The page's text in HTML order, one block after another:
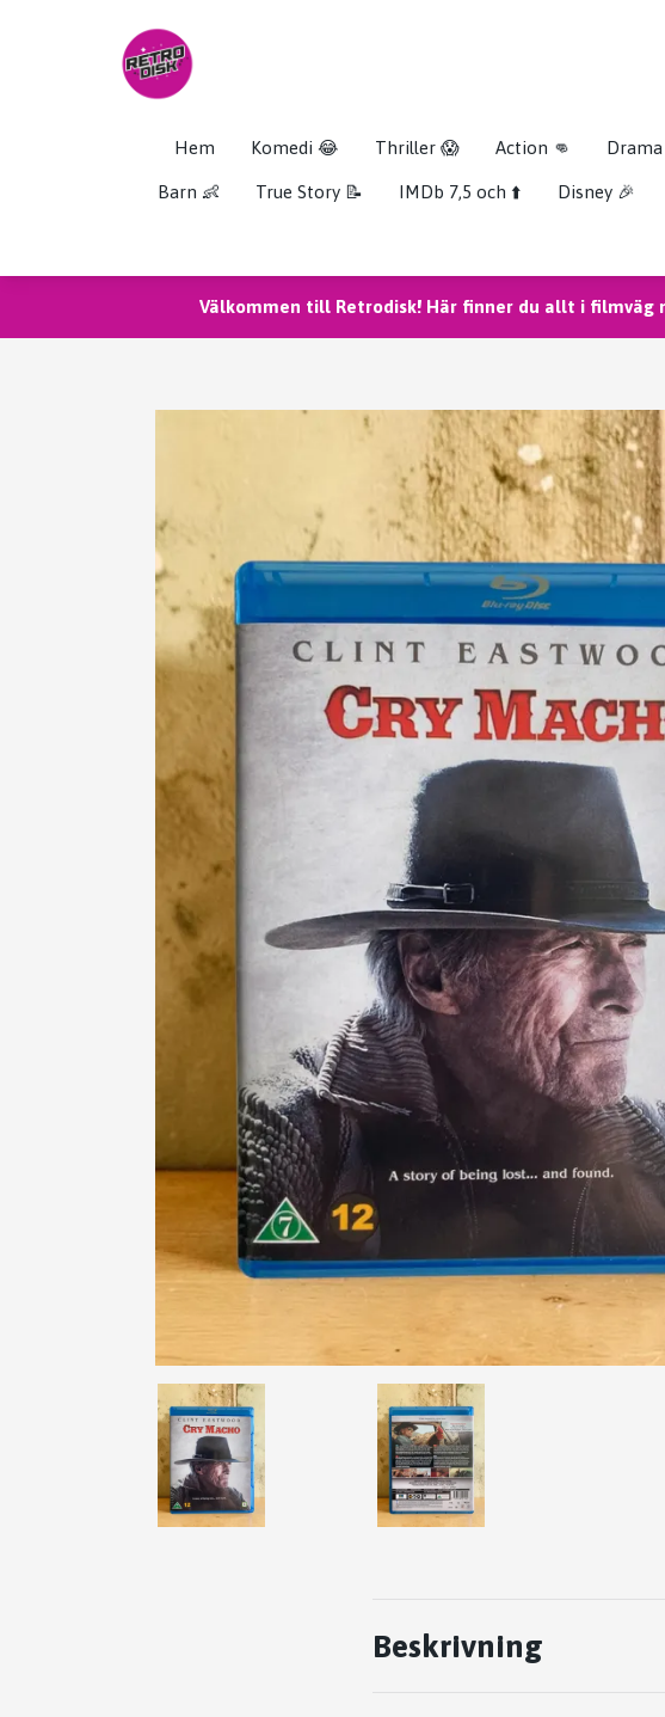
Hem Komedi 😂 Thriller 😱 Action 👊
Barn 👶 True Story 📝 IMDb 7,5 och ⬆️ Disney 🎉
Välkommen till Retrodisk! Här finner du allt i
Beskrivning